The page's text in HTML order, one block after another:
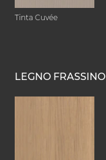
Tinta Cuvée
LEGNO FRASSINO